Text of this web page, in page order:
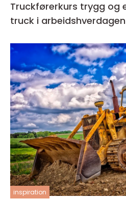
Truckførerkurs trygg og effektiv bruk av
truck i arbeidshverdagen
inspiration